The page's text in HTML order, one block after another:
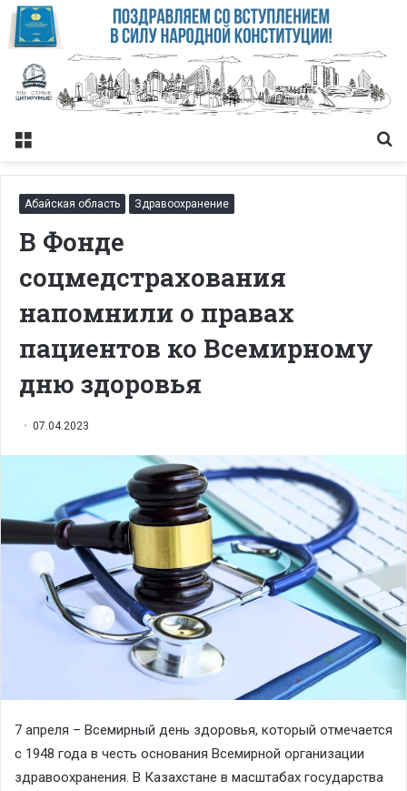
Меню
Абайская область Здравоохранение
В Фонде
соцмедстрахования
напомнили о правах
пациентов ко Всемирному
дню здоровья
07.04.2023
7 апреля – Всемирный день здоровья, который отмечается
с 1948 года в честь основания Всемирной организации
здравоохранения. В Казахстане в масштабах государства